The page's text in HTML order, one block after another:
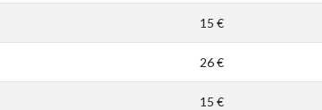
15 €
26 €
15 €